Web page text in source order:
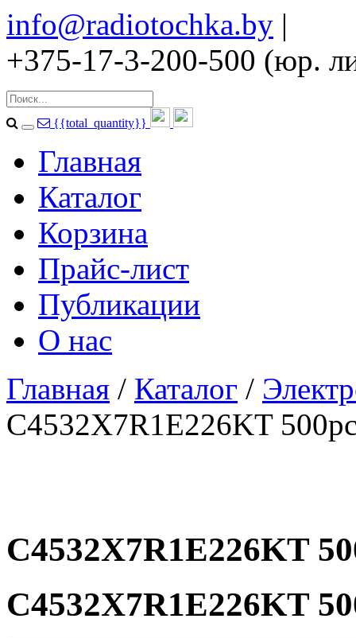
info@radiotochka.by |
+375-17-3-200-500 (юр.
{{total_quantity}}
Главная
Каталог
Корзина
Прайс-лист
Публикации
О нас
Главная / Каталог /
C4532X7R1E226KT
C4532X7R1E226KT
C4532X7R1E226KT